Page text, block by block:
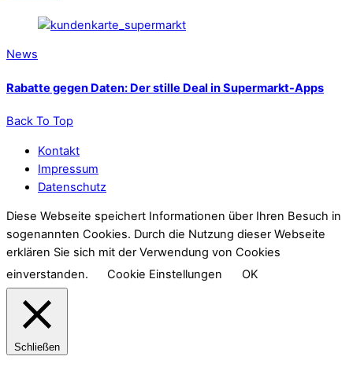
News
Rabatte gegen Daten: Der stille Deal in Supermarkt-Apps
Back To Top
Kontakt
Impressum
Datenschutz
Diese Webseite speichert Informationen über Ihren Besuch in
sogenannten Cookies. Durch die Nutzung dieser Webseite
erklären Sie sich mit der Verwendung von Cookies
einverstanden.
Cookie Einstellungen OK
Schließen